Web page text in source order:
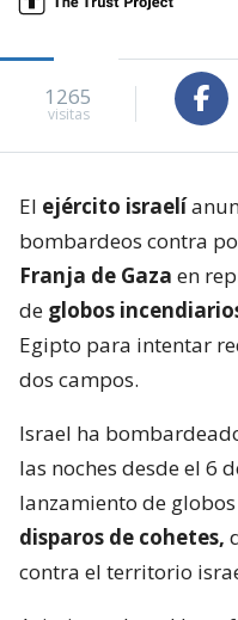
1265
visitas
El ejército israelí
bombardeos contra
Franja de Gaza en
de globos
Egipto para intentar
dos campos.
Israel ha
las noches desde el 6
lanzamiento de
disparos de cohetes,
contra el territorio